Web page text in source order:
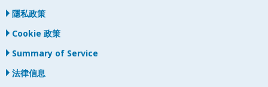
隱私政策
Cookie 政策
Summary of Service
法律信息